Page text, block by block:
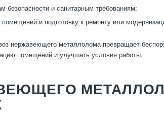
безопасности и санитарным требованиям;
и подготовку к ремонту или
нержавеющего металлолома превращает
помещений и улучшать условия работы.